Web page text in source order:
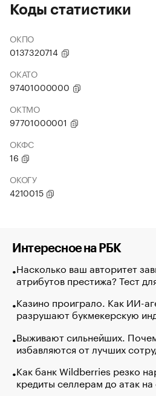
Коды статистики
ОКПО
0137320714
ОКАТО
97401000000
ОКТМО
97701000001
ОКФС
16
ОКОГУ
4210015
Интересное на РБК
Насколько ваш авторитет
атрибутов престижа? Тест
Казино проиграло. Как ИИ-
разрушают букмекерскую
Выживают сильнейших.
избавляются от лучших
Как банк Wildberries резко
кредиты селлерам до атак